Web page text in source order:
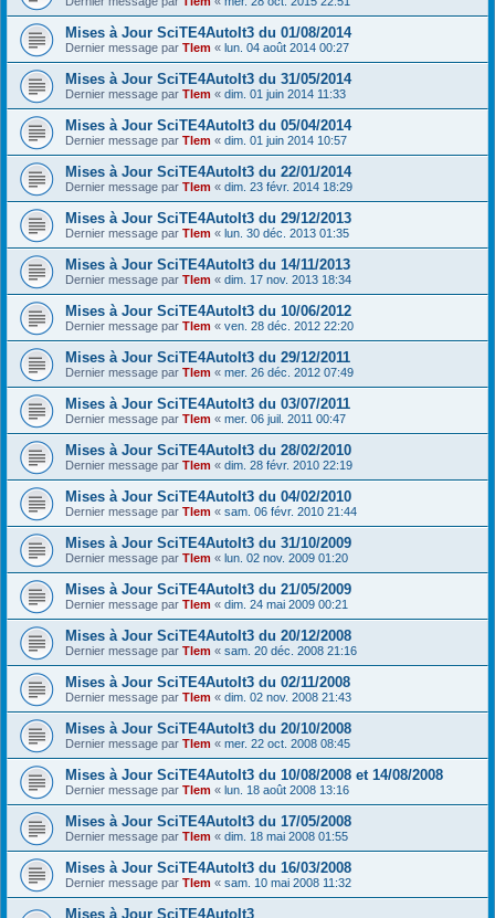
Mises à Jour SciTE4AutoIt3 du 01/08/2014
Dernier message par Tlem « lun. 04 août 2014 00:27
Mises à Jour SciTE4AutoIt3 du 31/05/2014
Dernier message par Tlem « dim. 01 juin 2014 11:33
Mises à Jour SciTE4AutoIt3 du 05/04/2014
Dernier message par Tlem « dim. 01 juin 2014 10:57
Mises à Jour SciTE4AutoIt3 du 22/01/2014
Dernier message par Tlem « dim. 23 févr. 2014 18:29
Mises à Jour SciTE4AutoIt3 du 29/12/2013
Dernier message par Tlem « lun. 30 déc. 2013 01:35
Mises à Jour SciTE4AutoIt3 du 14/11/2013
Dernier message par Tlem « dim. 17 nov. 2013 18:34
Mises à Jour SciTE4AutoIt3 du 10/06/2012
Dernier message par Tlem « ven. 28 déc. 2012 22:20
Mises à Jour SciTE4AutoIt3 du 29/12/2011
Dernier message par Tlem « mer. 26 déc. 2012 07:49
Mises à Jour SciTE4AutoIt3 du 03/07/2011
Dernier message par Tlem « mer. 06 juil. 2011 00:47
Mises à Jour SciTE4AutoIt3 du 28/02/2010
Dernier message par Tlem « dim. 28 févr. 2010 22:19
Mises à Jour SciTE4AutoIt3 du 04/02/2010
Dernier message par Tlem « sam. 06 févr. 2010 21:44
Mises à Jour SciTE4AutoIt3 du 31/10/2009
Dernier message par Tlem « lun. 02 nov. 2009 01:20
Mises à Jour SciTE4AutoIt3 du 21/05/2009
Dernier message par Tlem « dim. 24 mai 2009 00:21
Mises à Jour SciTE4AutoIt3 du 20/12/2008
Dernier message par Tlem « sam. 20 déc. 2008 21:16
Mises à Jour SciTE4AutoIt3 du 02/11/2008
Dernier message par Tlem « dim. 02 nov. 2008 21:43
Mises à Jour SciTE4AutoIt3 du 20/10/2008
Dernier message par Tlem « mer. 22 oct. 2008 08:45
Mises à Jour SciTE4AutoIt3 du 10/08/2008 et 14/08/2008
Dernier message par Tlem « lun. 18 août 2008 13:16
Mises à Jour SciTE4AutoIt3 du 17/05/2008
Dernier message par Tlem « dim. 18 mai 2008 01:55
Mises à Jour SciTE4AutoIt3 du 16/03/2008
Dernier message par Tlem « sam. 10 mai 2008 11:32
Mises à Jour SciTE4AutoIt3